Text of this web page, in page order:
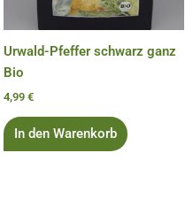
Urwald-Pfeffer schwarz ganz
Bio
4,99 €
In den Warenkorb